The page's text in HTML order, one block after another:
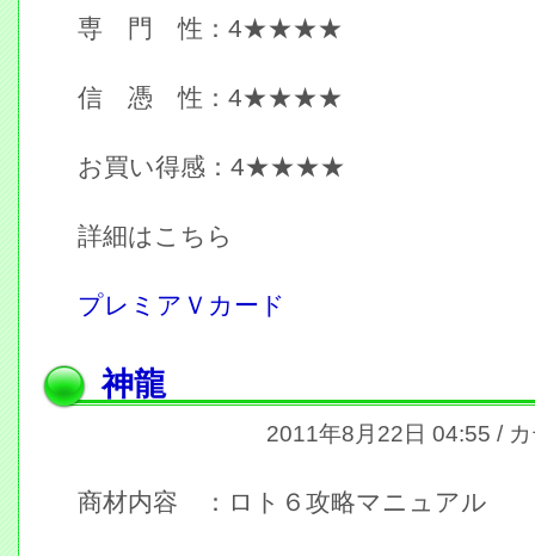
専 門 性：4★★★★
信 憑 性：4★★★★
お買い得感：4★★★★
詳細はこちら
プレミアＶカード
神龍
2011年8月22日 04:55 /
商材内容 ：ロト６攻略マニュアル